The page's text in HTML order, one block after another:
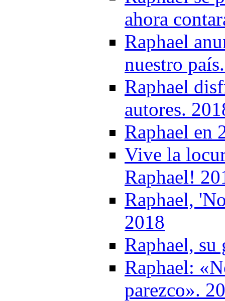
ahora
Raphael
nuestro
Raphael
autores.
Raphael en
Vive la
Raphael!
Raphael,
2018
Raphael, su
Raphael:
parezco».